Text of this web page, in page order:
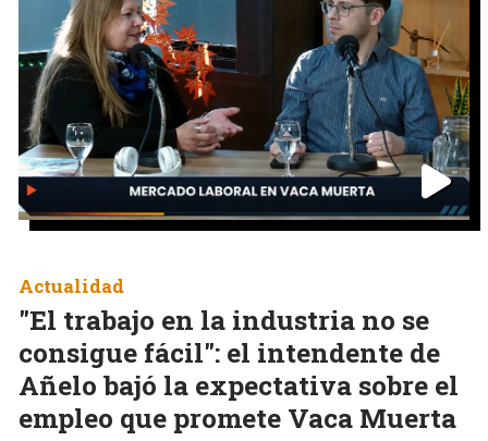
"El trabajo en la industria no se
consigue fácil": el intendente de
Añelo bajó la expectativa sobre el
empleo que promete Vaca Muerta
Actualidad